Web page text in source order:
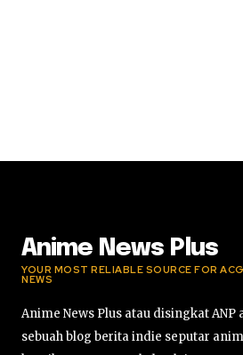
Anime News Plus
YOUR MOST RELIABLE SOURCE FOR
NEWS
Anime News Plus atau disingkat ANP
sebuah blog berita indie seputar